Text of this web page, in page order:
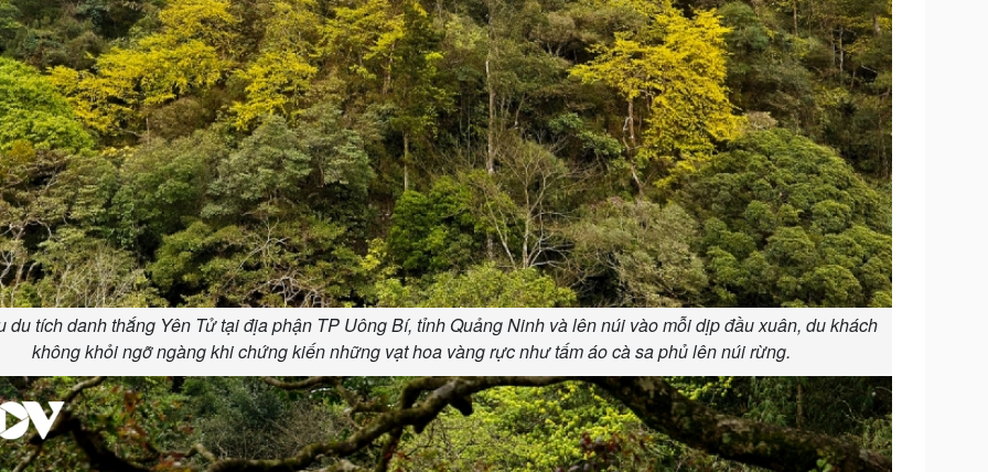
Thế giới thể thao
eSports
Hậu trường
Tư vấn
Doanh nhân
Vì cộng đồng
Trải nghiệm
Chuyển đổi số
Văn hóa
Sân khấu - Điện ảnh
Văn học
Âm nhạc
Di sản
Giải trí
Nghệ sĩ
Thời trang
Sao Việt
Du lịch
Tư vấn
Săn Tour
check-in
Podcast
Câu chuyện thời sự
Đọc truyện đêm khuya
Cửa sổ tình yêu
Kể chuyện cho bé
Hạt giống tâm hồn
du tích danh thắng Yên Tử tại địa phận TP Uông Bí, tỉnh Quảng Ninh và lên núi vào mỗi dịp đầu xuân, du khách
không khỏi ngỡ ngàng khi chứng kiến những vạt hoa vàng rực như tấm áo cà sa phủ lên núi rừng.